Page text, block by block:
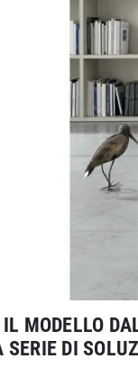
MODELLO
SERIE DI